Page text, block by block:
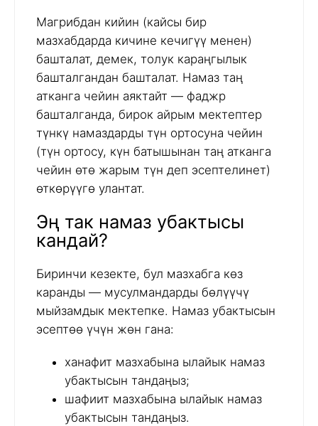
Магрибдан кийин (кайсы бир
мазхабдарда кичине кечигүү менен)
башталат, демек, толук караңгылык
башталгандан башталат. Намаз таң
атканга чейин аяктайт — фаджр
башталганда, бирок айрым мектептер
түнкү намаздарды түн ортосуна чейин
(түн ортосу, күн батышынан таң атканга
чейин өтө жарым түн деп эсептелинет)
өткөрүүгө улантат.
Эң так намаз убактысы
кандай?
Биринчи кезекте, бул мазхабга көз
каранды — мусулмандарды бөлүүчү
мыйзамдык мектепке. Намаз убактысын
эсептөө үчүн жөн гана:
ханафит мазхабына ылайык намаз
убактысын тандаңыз;
шафиит мазхабына ылайык намаз
убактысын тандаңыз.